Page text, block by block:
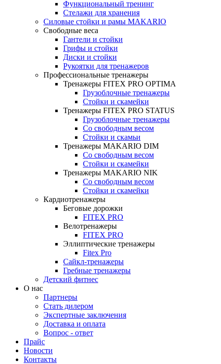
Функциональный тренинг
Стелажи для хранения
Силовые стойки и рамы MAKARIO
Свободные веса
Гантели и стойки
Грифы и стойки
Диски и стойки
Рукоятки для тренажеров
Профессиональные тренажеры
Тренажеры FITEX PRO OPTIMA
Грузоблочные тренажеры
Стойки и скамейки
Тренажеры FITEX PRO STATUS
Грузоблочные тренажеры
Со свободным весом
Стойки и скамьи
Тренажеры MAKARIO DIM
Со свободным весом
Стойки и скамейки
Тренажеры MAKARIO NIK
Со свободным весом
Стойки и скамейки
Кардиотренажеры
Беговые дорожки
FITEX PRO
Велотренажеры
FITEX PRO
Эллиптические тренажеры
Fitex Pro
Сайкл-тренажеры
Гребные тренажеры
Детский фитнес
О нас
Партнеры
Стать дилером
Экспертные заключения
Доставка и оплата
Вопрос - ответ
Прайс
Новости
Контакты